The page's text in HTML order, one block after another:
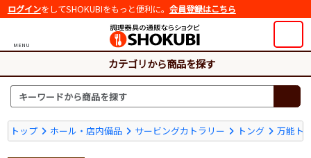
ログインをしてSHOKUBIをもっと便利に。 会員登録はこちら
MENU
カテゴリから商品を探す
トップ ホール・店内備品 サービングカトラリー トング 万能ト